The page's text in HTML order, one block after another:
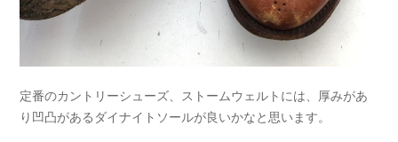
定番のカントリーシューズ、ストームウェルトには、厚みがあ
り凹凸があるダイナイトソールが良いかなと思います。